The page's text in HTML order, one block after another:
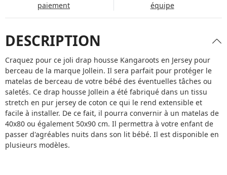
paiement
équipe
DESCRIPTION
Craquez pour ce joli drap housse Kangaroots en Jersey pour
berceau de la marque Jollein. Il sera parfait pour protéger le
matelas de berceau de votre bébé des éventuelles tâches ou
saletés. Ce drap housse Jollein a été fabriqué dans un tissu
stretch en pur jersey de coton ce qui le rend extensible et
facile à installer. De ce fait, il pourra convernir à un matelas de
40x80 ou également 50x90 cm. Il permettra à votre enfant de
passer d'agréables nuits dans son lit bébé. Il est disponible en
plusieurs modèles.